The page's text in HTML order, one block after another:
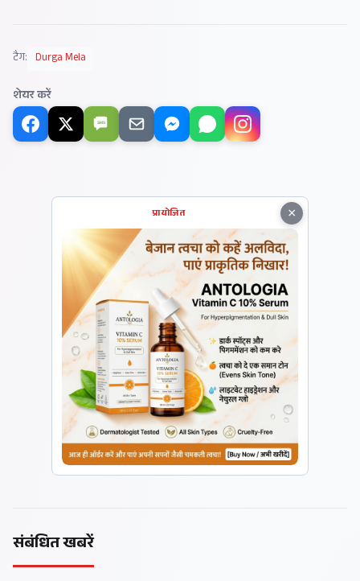
टैग: Durga Mela
शेयर करें
SMS
×
प्रायोजित
संबंधित खबरें